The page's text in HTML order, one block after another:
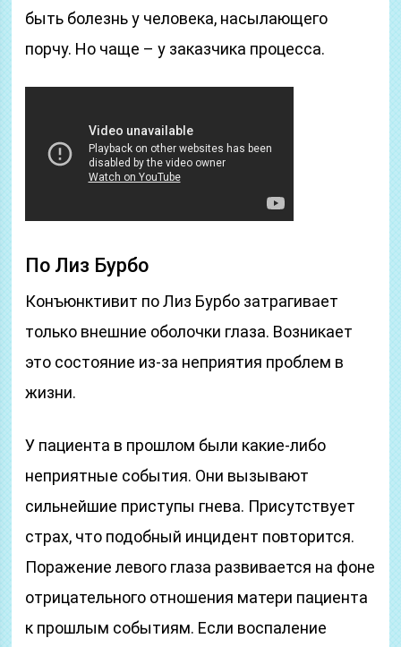
быть болезнь у человека, насылающего
порчу. Но чаще – у заказчика процесса.
По Лиз Бурбо
Конъюнктивит по Лиз Бурбо затрагивает
только внешние оболочки глаза. Возникает
это состояние из-за неприятия проблем в
жизни.
У пациента в прошлом были какие-либо
неприятные события. Они вызывают
сильнейшие приступы гнева. Присутствует
страх, что подобный инцидент повторится.
Поражение левого глаза развивается на фоне
отрицательного отношения матери пациента
к прошлым событиям. Если воспаление